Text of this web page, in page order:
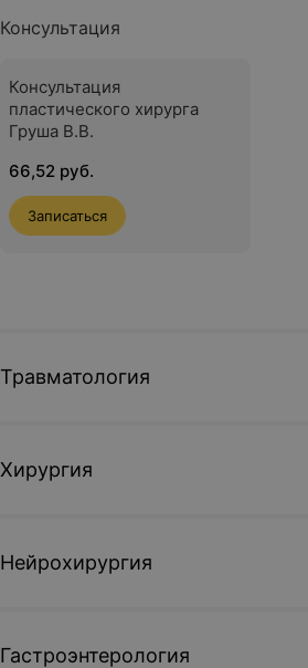
Консультация
Консультация
пластического хирурга
Груша В.В.
66,52 руб.
Записаться
Травматология
Хирургия
Нейрохирургия
Гастроэнтерология